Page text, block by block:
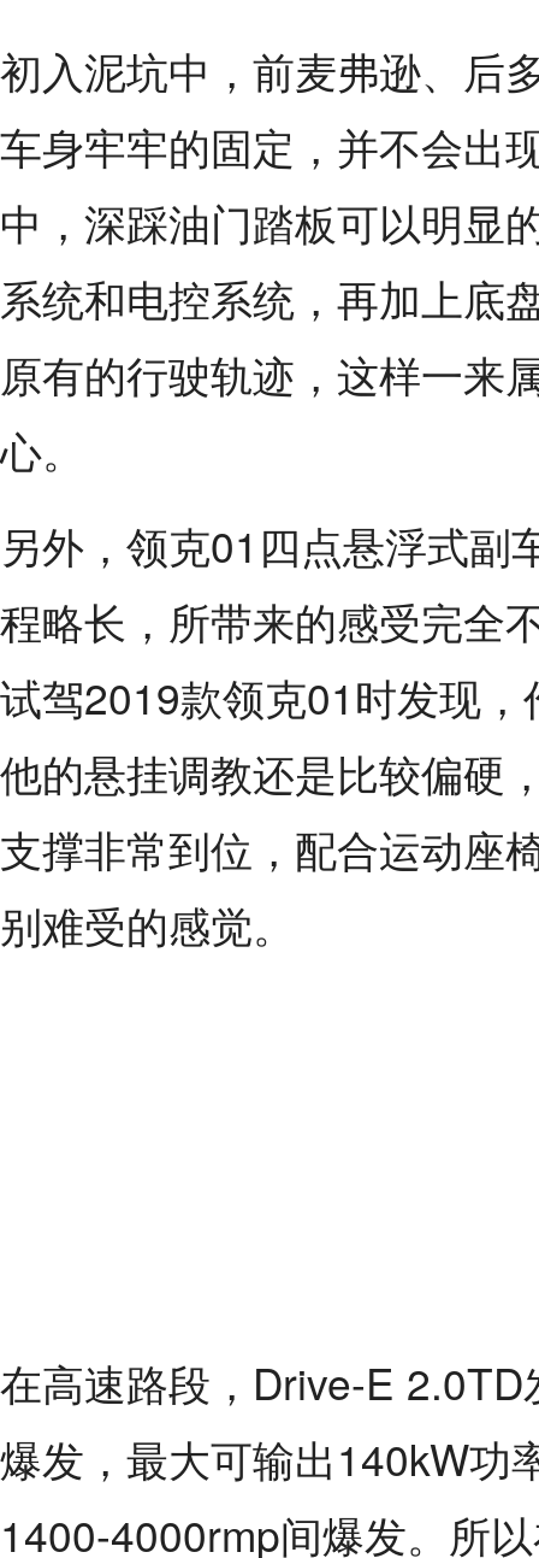
初入泥坑中，前麦弗逊、后
车身牢牢的固定，并不会出
中，深踩油门踏板可以明显
系统和电控系统，再加上底
原有的行驶轨迹，这样一来
心。
另外， 领克01 四点悬浮式副
程略长，所带来的感受完全
试驾2019款领克01时发现
他的悬挂调教还是比较偏硬
支撑非常到位，配合运动座
别难受的感觉。
在高速路段，Drive-E
爆发，最大可输出140kW功
1400-4000rmp间爆发。所